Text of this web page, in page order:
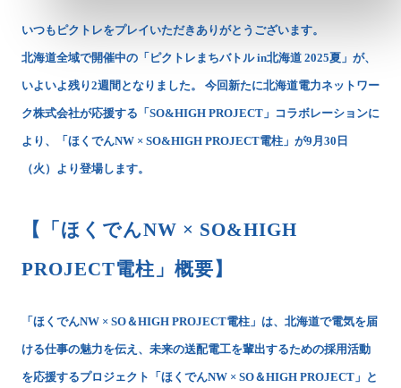
いつもピクトレをプレイいただきありがとうございます。
北海道全域で開催中の「ピクトレまちバトル in北海道 2025夏」が、
いよいよ残り2週間となりました。 今回新たに北海道電力ネットワー
ク株式会社が応援する「SO&HIGH PROJECT」コラボレーションに
より、「ほくでんNW × SO&HIGH PROJECT電柱」が9月30日
（火）より登場します。
【「ほくでんNW × SO&HIGH
PROJECT電柱」概要】
「ほくでんNW × SO＆HIGH PROJECT電柱」は、北海道で電気を届
ける仕事の魅力を伝え、未来の送配電工を輩出するための採用活動
を応援するプロジェクト「ほくでんNW × SO＆HIGH PROJECT」と